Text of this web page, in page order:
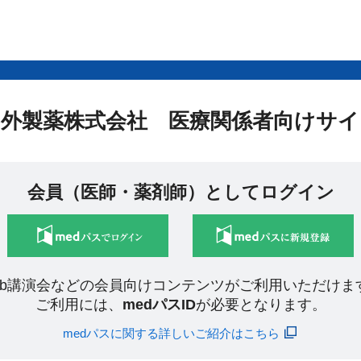
製薬株式会社 医療関係者向けサ
会員（医師・薬剤師）としてログイン
講演会などの会員向けコンテンツがご利用いただけま
ご利用には、 medパスIDが必要となります。
medパスに関する詳しいご紹介はこちら